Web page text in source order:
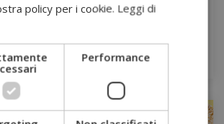
policy per i cookie. Leggi di
Performance